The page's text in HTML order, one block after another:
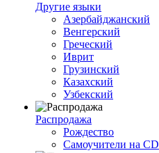
Другие языки
Азербайджанский
Венгерский
Греческий
Иврит
Грузинский
Казахский
Узбекский
Распродажа
Рождество
Самоучители на CD